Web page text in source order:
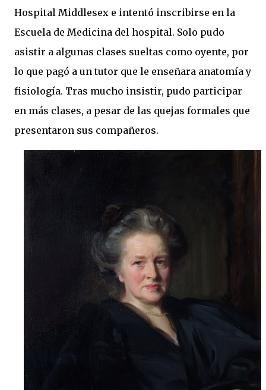
Hospital Middlesex e intentó inscribirse en la
Escuela de Medicina del hospital. Solo pudo
asistir a algunas clases sueltas como oyente, por
lo que pagó a un tutor que le enseñara anatomía y
fisiología. Tras mucho insistir, pudo participar
en más clases, a pesar de las quejas formales que
presentaron sus compañeros.